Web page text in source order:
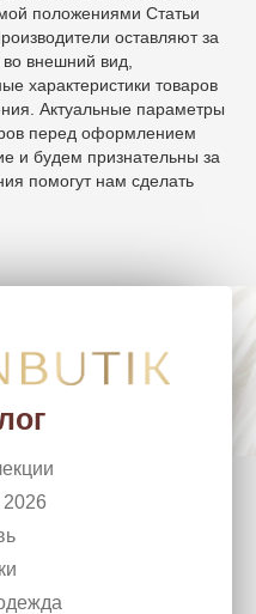
положениями Статьи
оставляют за
внешний вид,
характеристики товаров
Актуальные параметры
перед оформлением
и будем признательны за
помогут нам сделать